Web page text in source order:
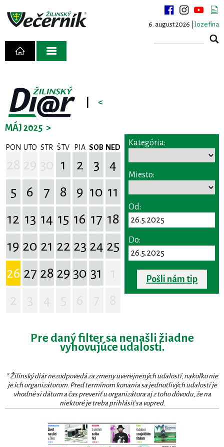
6. august 2026 | Jozefína
<
MÁJ 2025 >
PON UTO STR ŠTV PIA SOB NED
1 2 3
4
5
6 7 8 9 10 11
12 13 14 15 16 17 18
19 20 21 22 23 24 25
26 27 28 29 30 31
Kategória:
Miesto:
Od:
Do:
Pošli nám tip
Pre daný filter sa nenašli žiadne
vyhovujúce udalosti.
* Žilinský diár nezodpovedá za zmeny uverejnených udalostí, nakoľko nie
je ich organizátorom. Pred termínom konania sa jednotlivých udalostí je
vhodné si dátum a čas preveriť u organizátora aj z toho dôvodu, že na
niektoré je treba prihlásiť sa vopred.